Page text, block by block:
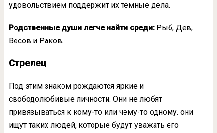
удовольствием поддержит их тёмные дела.
Родственные души легче найти среди:Рыб, Дев,
Весов и Раков.
Стрелец
Под этим знаком рождаются яркие и
свободолюбивые личности. Они не любят
привязываться к кому-то или чему-то одному. они
ищут таких людей, которые будут уважать его